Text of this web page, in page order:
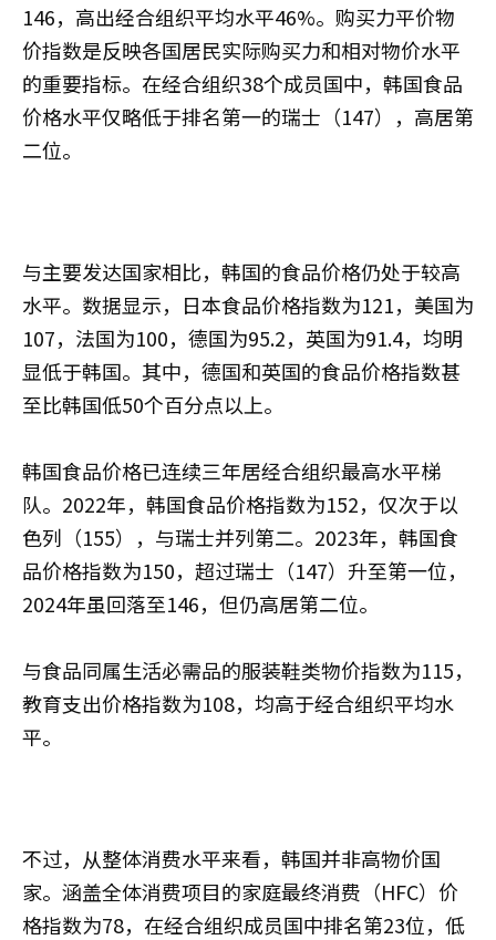
146，高出经合组织平均水平46%。购买力平价物
价指数是反映各国居民实际购买力和相对物价水平
的重要指标。在经合组织38个成员国中，韩国食品
价格水平仅略低于排名第一的瑞士（147），高居第
二位。
与主要发达国家相比，韩国的食品价格仍处于较高
水平。数据显示，日本食品价格指数为121，美国为
107，法国为100，德国为95.2，英国为91.4，均明
显低于韩国。其中，德国和英国的食品价格指数甚
至比韩国低50个百分点以上。
韩国食品价格已连续三年居经合组织最高水平梯
队。2022年，韩国食品价格指数为152，仅次于以
色列（155），与瑞士并列第二。2023年，韩国食
品价格指数为150，超过瑞士（147）升至第一位，
2024年虽回落至146，但仍高居第二位。
与食品同属生活必需品的服装鞋类物价指数为115，
教育支出价格指数为108，均高于经合组织平均水
平。
不过，从整体消费水平来看，韩国并非高物价国
家。涵盖全体消费项目的家庭最终消费（HFC）价
格指数为78，在经合组织成员国中排名第23位，低